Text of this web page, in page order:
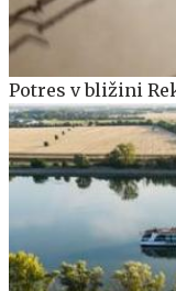
Potres v bližini